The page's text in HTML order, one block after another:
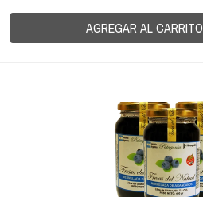
AGREGAR AL CARRITO